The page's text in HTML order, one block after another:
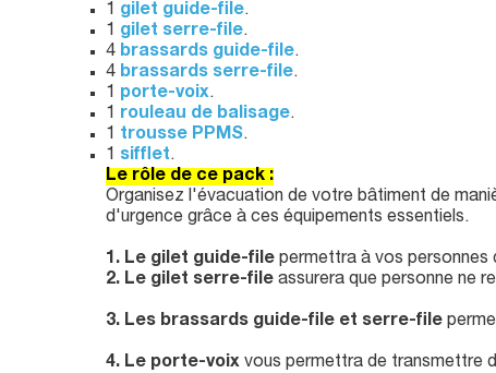
1 gilet guide-file.
1 gilet serre-file.
4 brassards guide-file.
4 brassards serre-file.
1 porte-voix.
1 rouleau de balisage.
1 trousse PPMS.
1 sifflet.
Le rôle de ce pack :
Organisez l'évacuation de votre bâtiment de
d'urgence grâce à ces équipements essentiels.
1. Le gilet guide-file permettra à vos
2. Le gilet serre-file assurera que personne ne
3. Les brassards guide-file et serre-file
4. Le porte-voix vous permettra de transmettre